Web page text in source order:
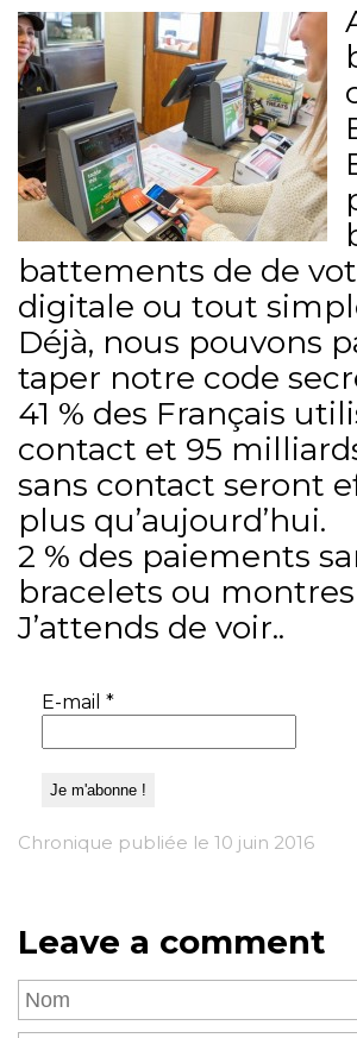
battements de de
digitale ou tout
Déjà, nous pouvons
taper notre code
41 % des Français
contact et 95
sans contact seront
plus qu’aujourd’hui.
2 % des paiements
bracelets ou
J’attends de voir..
E-mail *
Chronique publiée le 10 juin 2016
Leave a comment